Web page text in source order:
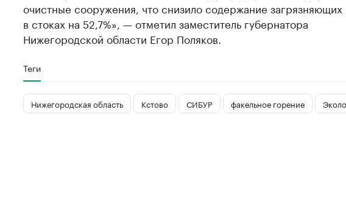
очистные сооружения, что снизило содержание
в стоках на 52,7%», — отметил заместитель губернатора
Нижегородской области Егор Поляков.
Теги
Нижегородская область Кстово СИБУР факельное горение